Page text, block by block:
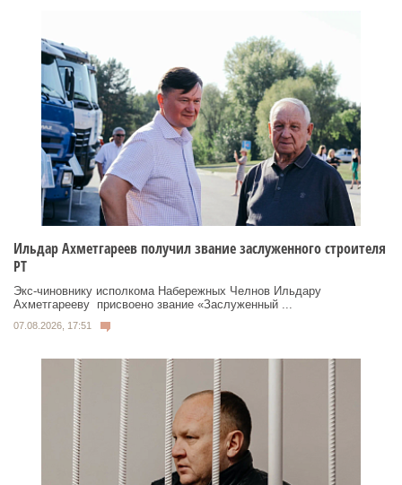
Ильдар Ахметгареев получил звание заслуженного строителя
РТ
Экс‑чиновнику исполкома Набережных Челнов Ильдару
Ахметгарееву присвоено звание «Заслуженный ...
07.08.2026, 17:51